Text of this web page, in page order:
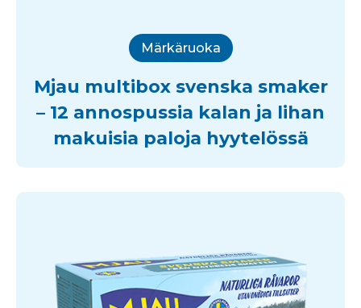
Märkäruoka
Mjau multibox svenska smaker
– 12 annospussia kalan ja lihan
makuisia paloja hyytelössä